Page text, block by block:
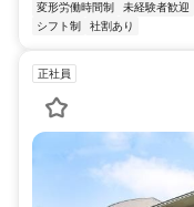
変形労働時間制 未経験者歓迎
シフト制
社割あり
正社員